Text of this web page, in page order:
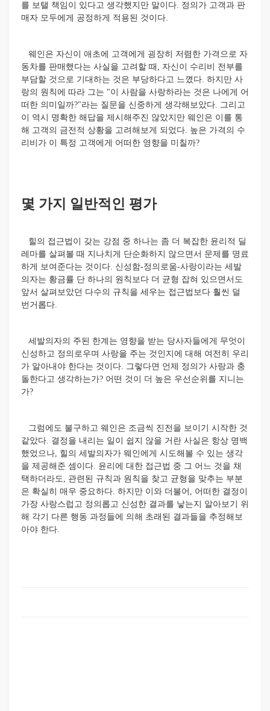
를 보탤 책임이 있다고 생각했지만 말이다. 정의가 고객과 판
매자 모두에게 공정하게 적용된 것이다.
웨인은 자신이 애초에 고객에게 굉장히 저렴한 가격으로 자
동차를 판매했다는 사실을 고려할 때, 자신이 수리비 전부를
부담할 것으로 기대하는 것은 부당하다고 느꼈다. 하지만 사
랑의 원칙에 따라 그는 "이 사람을 사랑하라는 것은 나에게 어
떠한 의미일까?"라는 질문을 신중하게 생각해보았다. 그리고
이 역시 명확한 해답을 제시해주진 않았지만 웨인은 이를 통
해 고객의 금전적 상황을 고려해보게 되었다. 높은 가격의 수
리비가 이 특정 고객에게 어떠한 영향을 미칠까?
몇 가지 일반적인 평가
힐의 접근법이 갖는 강점 중 하나는 좀 더 복잡한 윤리적 딜
레마를 살펴볼 때 지나치게 단순화하지 않으면서 문제를 명료
하게 보여준다는 것이다. 신성함-정의로움-사랑이라는 세발
의자는 황금률 단 하나의 원칙보다 더 균형 잡혀 있으면서도
앞서 살펴보았던 다수의 규칙을 세우는 접근법보다 훨씬 덜
번거롭다.
세발의자의 주된 한계는 영향을 받는 당사자들에게 무엇이
신성하고 정의로우며 사랑을 주는 것인지에 대해 여전히 우리
가 알아내야 한다는 것이다. 그렇다면 언제 정의가 사랑과 충
돌한다고 생각하는가? 어떤 것이 더 높은 우선순위를 지니는
가?
그럼에도 불구하고 웨인은 조금씩 진전을 보이기 시작한 것
같았다. 결정을 내리는 일이 쉽지 않을 거란 사실은 항상 명백
했었으나, 힐의 세발의자가 웨인에게 시도해볼 수 있는 생각
을 제공해준 셈이다. 윤리에 대한 접근법 중 그 어느 것을 채
택하더라도, 관련된 규칙과 원칙을 찾고 균형을 맞추는 부분
은 확실히 매우 중요하다. 하지만 이와 더불어, 어떠한 결정이
가장 사랑스럽고 정의롭고 신성한 결과를 낳는지 알아보기 위
해 각기 다른 행동 과정들에 의해 초래된 결과들을 추정해보
아야 한다.